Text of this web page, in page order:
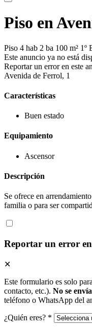
Piso en
Piso 4 hab 2 ba 100 m² 1º
Este anuncio ya no está
Reportar un error en este
Avenida de Ferrol, 1
Características
Buen estado
Equipamiento
Ascensor
Descripción
Se ofrece en
familia o para ser
Reportar un error
✕
Este formulario es solo
contacto, etc.). No se
teléfono o WhatsApp del
¿Quién eres? *